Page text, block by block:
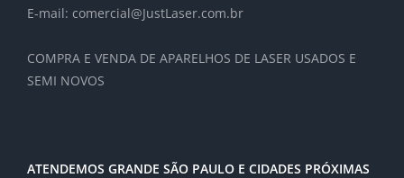
E-mail: comercial@JustLaser.com.br
COMPRA E VENDA DE APARELHOS DE LASER USADOS E
SEMI NOVOS
ATENDEMOS GRANDE SÃO PAULO E CIDADES PRÓXIMAS